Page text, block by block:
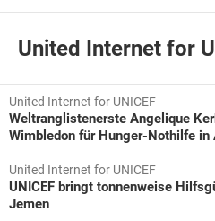
United Internet for
United Internet for UNICEF
Weltranglistenerste Angelique
Wimbledon für Hunger-Nothilfe in
United Internet for UNICEF
UNICEF bringt tonnenweise
Jemen